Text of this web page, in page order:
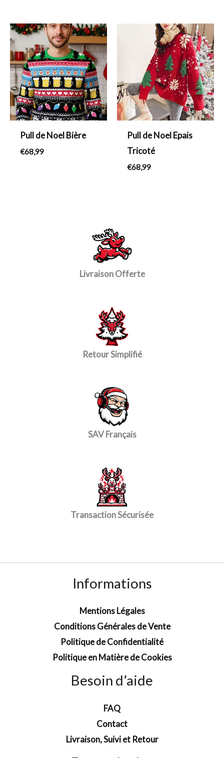
Pull de Noel Bière
€68,99
Pull de Noel Epais
Tricoté
€68,99
Livraison Offerte
Retour Simplifié
SAV Français
Transaction Sécurisée
Informations
Mentions Légales
Conditions Générales de Vente
Politique de Confidentialité
Politique en Matière de Cookies
Besoin d’aide
FAQ
Contact
Livraison, Suivi et Retour